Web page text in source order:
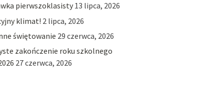
pierwszoklasisty 13 lipca, 2026
klimat! 2 lipca, 2026
świętowanie 29 czerwca, 2026
zakończenie roku szkolnego
27 czerwca, 2026